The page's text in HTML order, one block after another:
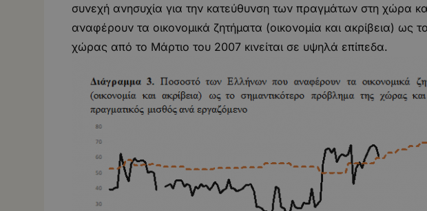
συνεχή ανησυχία για την κατεύθυνση των πραγμάτων στη χώρα
αναφέρουν τα οικονομικά ζητήματα (οικονομία και ακρίβεια) ως
χώρας από το Μάρτιο του 2007 κινείται σε υψηλά επίπεδα.